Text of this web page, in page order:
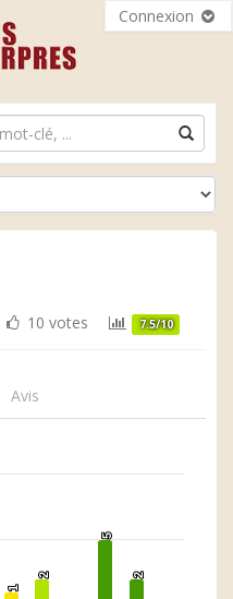
Connexion
10 votes 7.5/10
Avis
1
1
2
2
5
5
2
2